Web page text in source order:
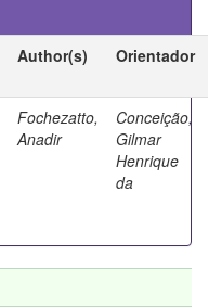
Author(s) Orientador
Fochezatto,
Anadir
Conceição,
Gilmar
Henrique
da